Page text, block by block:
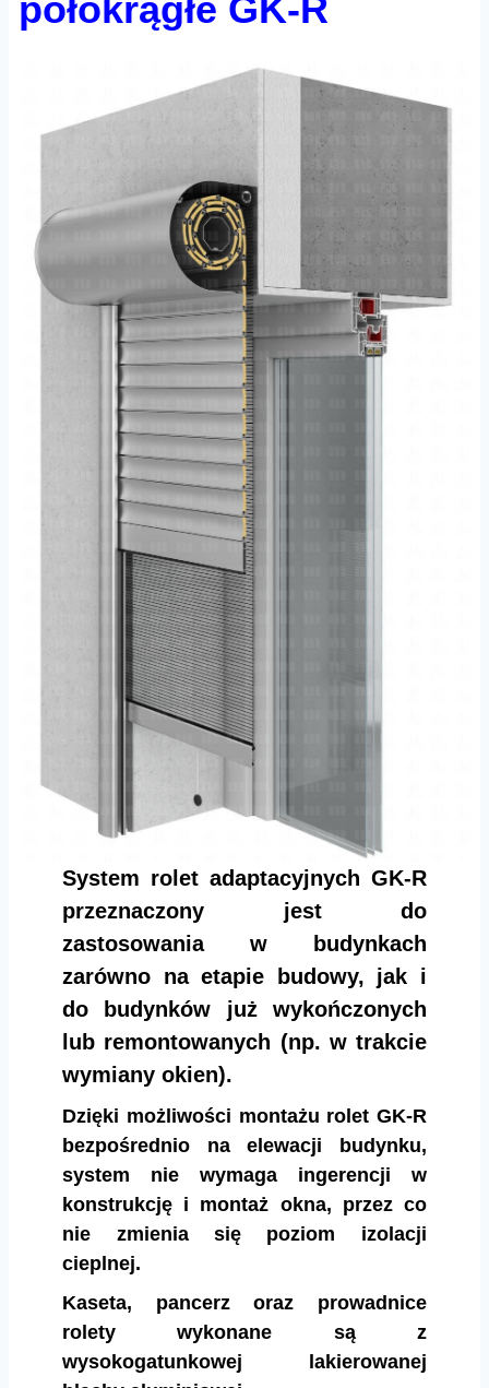
półokrągłe GK-R
System rolet adaptacyjnych GK-R
przeznaczony jest do
zastosowania w budynkach
zarówno na etapie budowy, jak i
do budynków już wykończonych
lub remontowanych (np. w trakcie
wymiany okien).
Dzięki możliwości montażu rolet GK-R
bezpośrednio na elewacji budynku,
system nie wymaga ingerencji w
konstrukcję i montaż okna, przez co
nie zmienia się poziom izolacji
cieplnej.
Kaseta, pancerz oraz prowadnice
rolety wykonane są z
wysokogatunkowej lakierowanej